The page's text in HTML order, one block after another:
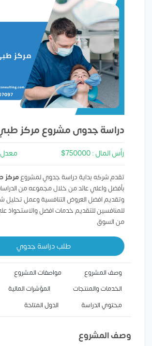
دراسة جدوى مشروع مركز طبي
رأس المال : 750000$ معدل
تقدم شركه بداية دراسة جدوي لمشروعمركز
بأفضل واعلي عائد من خلال مجموعه من
وتقديم افضل العروض التنافسية وعمل تحليل
للمنافسين للتقديم خدمات افضل والاستحواذ
من السوق
طلب دراسة جدوي
وصف المشروع
مواصفات المشروع
الخدمات والمنتجات
المؤشرات المالية
محتوي الدراسة
الدول المتاحة
وصف المشروع